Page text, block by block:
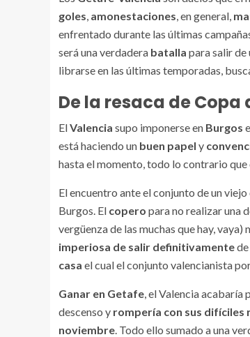
goles, amonestaciones, en general,
enfrentado durante las últimas
será una verdadera batalla para salir de
librarse en las últimas temporadas,
De la resaca de
ElValencia supo imponerse en Burgos
está haciendo un buen papel y
hasta el momento, todo lo contrario
El encuentro ante el conjunto de un
Burgos. El copero para no realizar una
vergüenza de las muchas que hay,
imperiosa de salir definitivamente
casa el cual el conjunto valencianista
Ganar en Getafe, el Valencia acabaría
descenso y rompería con sus difíciles
noviembre. Todo ello sumado a una